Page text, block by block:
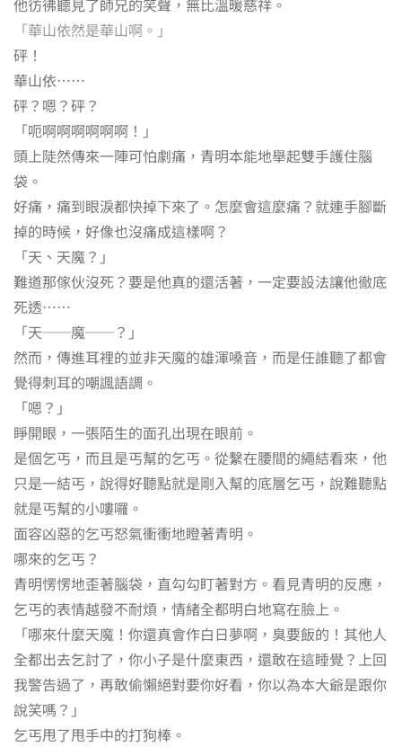
他彷彿聽見了師兄的笑聲，無比溫暖慈祥。
「華山依然是華山啊。」
砰！
華山依⋯⋯
砰？嗯？砰？
「呃啊啊啊啊啊啊！」
頭上陡然傳來一陣可怕劇痛，青明本能地舉起雙手護住腦
袋。
好痛，痛到眼淚都快掉下來了。怎麼會這麼痛？就連手腳斷
掉的時候，好像也沒痛成這樣啊？
「天、天魔？」
難道那傢伙沒死？要是他真的還活著，一定要設法讓他徹底
死透⋯⋯
「天──魔──？」
然而，傳進耳裡的並非天魔的雄渾嗓音，而是任誰聽了都會
覺得刺耳的嘲諷語調。
「嗯？」
睜開眼，一張陌生的面孔出現在眼前。
是個乞丐，而且是丐幫的乞丐。從繫在腰間的繩結看來，他
只是一結丐，說得好聽點就是剛入幫的底層乞丐，說難聽點
就是丐幫的小嘍囉。
面容凶惡的乞丐怒氣衝衝地瞪著青明。
哪來的乞丐？
青明愣愣地歪著腦袋，直勾勾盯著對方。看見青明的反應，
乞丐的表情越發不耐煩，情緒全都明白地寫在臉上。
「哪來什麼天魔！你還真會作白日夢啊，臭要飯的！其他人
全都出去乞討了，你小子是什麼東西，還敢在這睡覺？上回
我警告過了，再敢偷懶絕對要你好看，你以為本大爺是跟你
說笑嗎？」
乞丐甩了甩手中的打狗棒。